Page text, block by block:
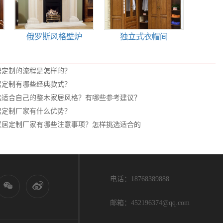
俄罗斯风格壁炉 独立式衣帽间
制的流程是怎样的？
制有哪些经典款式？
合自己的整木家居风格？有哪些参考建议？
制厂家有什么优势？
定制厂家有哪些注意事项？怎样挑选适合的
电话：18768389888
邮箱：452196374@qq.com